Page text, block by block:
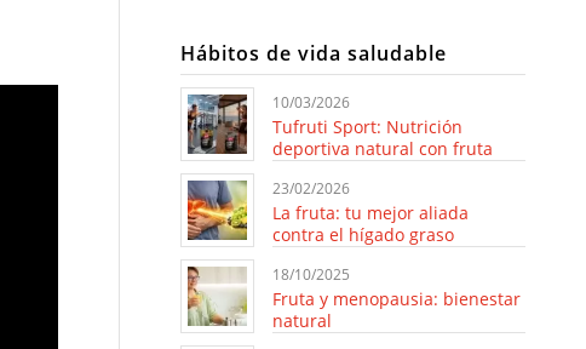
Hábitos de vida saludable
10/03/2026
Tufruti Sport: Nutrición
deportiva natural con fruta
23/02/2026
La fruta: tu mejor aliada
contra el hígado graso
18/10/2025
Fruta y menopausia: bienestar
natural